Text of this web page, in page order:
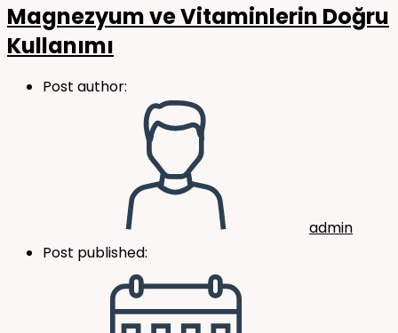
Magnezyum ve Vitaminlerin Doğru
Kullanımı
Post author:
admin
Post published: